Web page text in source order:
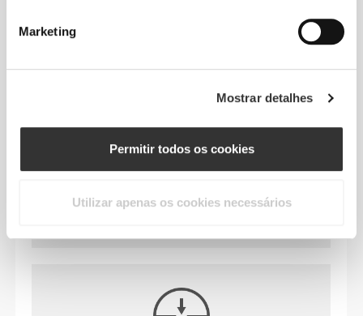
Marketing
Mostrar detalhes
Permitir todos os cookies
Utilizar apenas os cookies necessários
CARACTERÍSTICAS DO
PRODUTO
ELASTICIDADE BIDIRECIONAL